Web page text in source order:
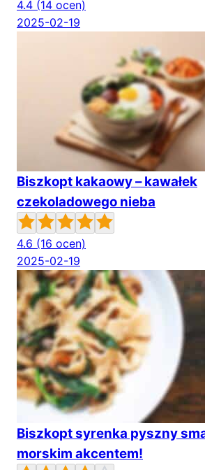
4.4 (14 ocen)
2025-02-19
Biszkopt kakaowy – kawałek
czekoladowego nieba
4.6 (16 ocen)
2025-02-19
Biszkopt syrenka pyszny
morskim akcentem!